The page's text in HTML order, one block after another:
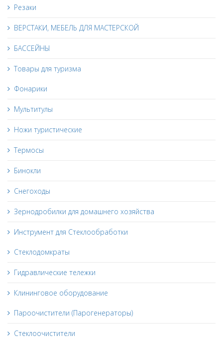
Резаки
ВЕРСТАКИ, МЕБЕЛЬ ДЛЯ МАСТЕРСКОЙ
БАССЕЙНЫ
Товары для туризма
Фонарики
Мультитулы
Ножи туристические
Термосы
Бинокли
Снегоходы
Зернодробилки для домашнего хозяйства
Инструмент для Стеклообработки
Стеклодомкраты
Гидравлические тележки
Клининговое оборудование
Пароочистители (Парогенераторы)
Стеклоочистители